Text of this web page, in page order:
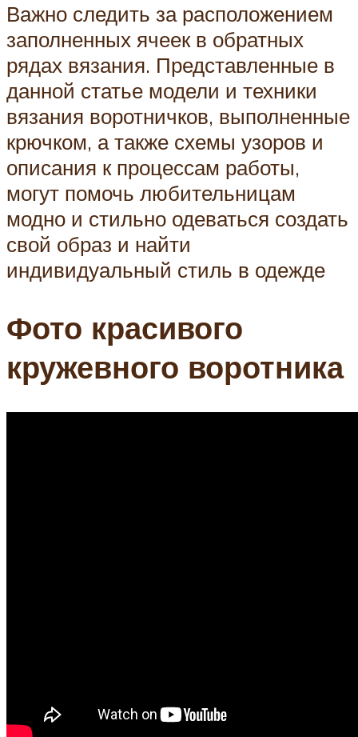
Важно следить за расположением
заполненных ячеек в обратных
рядах вязания. Представленные в
данной статье модели и техники
вязания воротничков, выполненные
крючком, а также схемы узоров и
описания к процессам работы,
могут помочь любительницам
модно и стильно одеваться создать
свой образ и найти
индивидуальный стиль в одежде
Фото красивого
кружевного воротника